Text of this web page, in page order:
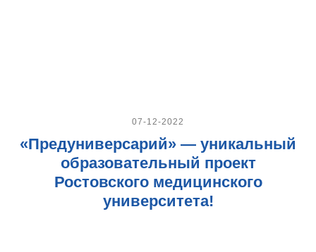
07-12-2022
«Предуниверсарий» — уникальный
образовательный проект
Ростовского медицинского
университета!